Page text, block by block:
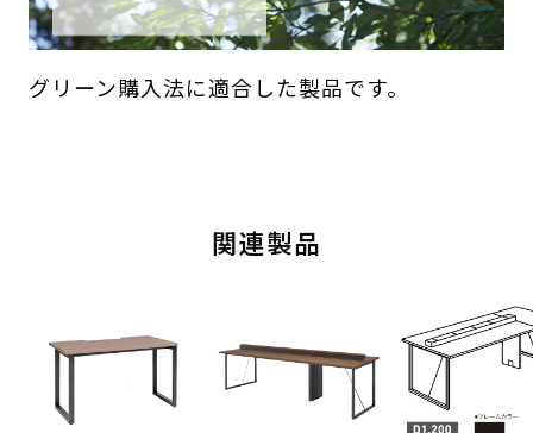
グリーン購入法に適合した製品です。
関連製品